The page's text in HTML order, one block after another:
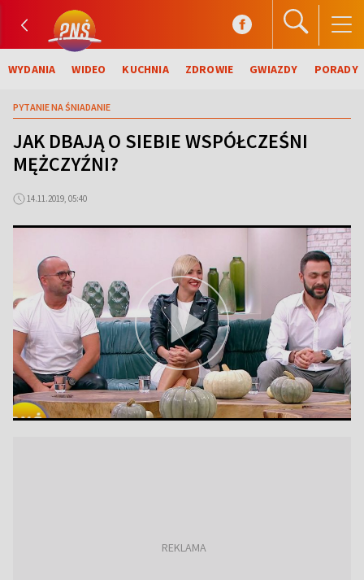
WYDANIA WIDEO KUCHNIA ZDROWIE GWIAZDY PORADY
PYTANIE NA ŚNIADANIE
JAK DBAJĄ O SIEBIE WSPÓŁCZEŚNI
MĘŻCZYŹNI?
14.11.2019, 05:40